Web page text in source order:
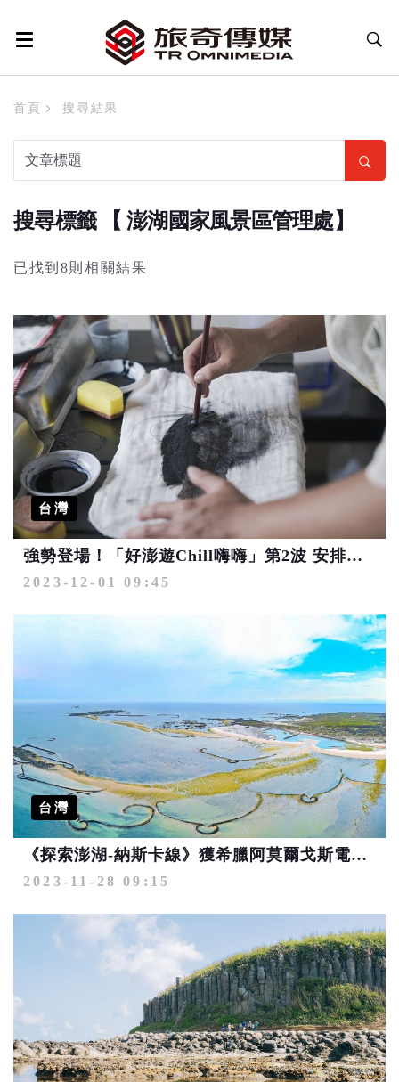
首頁 搜尋結果
搜尋標籤 【 澎湖國家風景區管理處】
已找到8則相關結果
台灣
強勢登場！「好澎遊Chill嗨嗨」第2波 安排探索遊程趁現在
2023-12-01 09:45
台灣
《探索澎湖-納斯卡線》獲希臘阿莫爾戈斯電影節肯定 菊島美景揚威國際
2023-11-28 09:15